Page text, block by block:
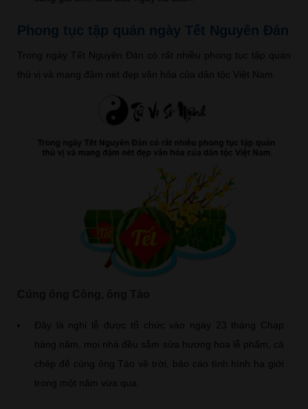
Phong tục tập quán ngày Tết Nguyên Đán
Trong ngày Tết Nguyên Đán có rất nhiều phong tục tập quán
thú vị và mang đậm nét đẹp văn hóa của dân tộc Việt Nam.
Đây là nghi lễ được tổ chức vào ngày 23 tháng Chạp
hàng năm, mọi nhà đều sắm sửa hương hoa lễ phẩm, cá
chép để cúng ông Táo về trời, báo cáo tình hình hạ giới
trong một năm vừa qua.